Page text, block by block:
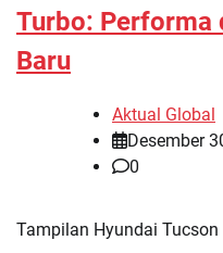
Turbo: Performa
Baru
Aktual Global
Desember
0
Tampilan Hyundai Tucson